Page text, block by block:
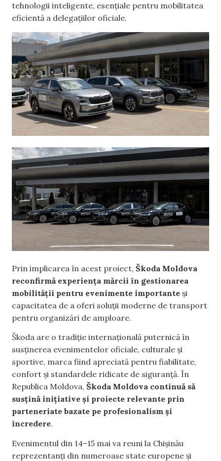
tehnologii inteligente, esențiale pentru mobilitatea
eficientă a delegațiilor oficiale.
Prin implicarea în acest proiect, Škoda Moldova
reconfirmă experiența mărcii în gestionarea
mobilității pentru evenimente importante și
capacitatea de a oferi soluții moderne de transport
pentru organizări de amploare.
Škoda are o tradiție internațională puternică în
susținerea evenimentelor oficiale, culturale și
sportive, marca fiind apreciată pentru fiabilitate,
confort și standardele ridicate de siguranță. În
Republica Moldova, Škoda Moldova continuă să
susțină inițiative și proiecte relevante prin
parteneriate bazate pe profesionalism și
încredere.
Evenimentul din 14–15 mai va reuni la Chișinău
reprezentanți din numeroase state europene și